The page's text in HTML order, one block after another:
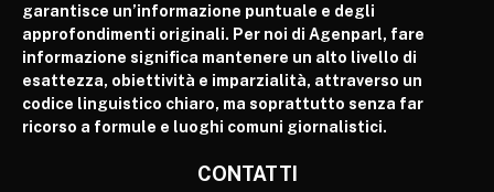
garantisce un’informazione puntuale e degli
approfondimenti originali. Per noi di Agenparl, fare
informazione significa mantenere un alto livello di
esattezza, obiettività e imparzialità, attraverso un
codice linguistico chiaro, ma soprattutto senza far
ricorso a formule e luoghi comuni giornalistici.
CONTATTI